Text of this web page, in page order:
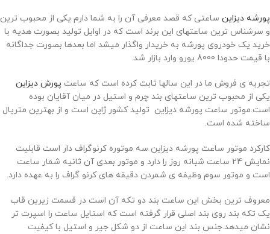
پورشه دیزاین ساعتی که قصد معرفی آن را به شما دارم یکی از محبوب ترین
و سرشناس ترین ساعتهای این برند است که در اوایل تولید بصورت هدیه با
خرید یک خودروی پورشه به خریدار واگذار میشد اما بعدها بصورت جداگانه
با قیمت حدودا 8000 یورو وارد بازار شد.
تجربه ی فروش ما در این سالها ثابت کرده است که ساعت پورش دیزاین
یکی از محبوب ترین ساعتهای بند چرم و استیل در میان آقایان بوده
است.موتور ساعت پورشه دیزاین تولید کشور ژاپن است و از بهترین متریال
ساخته شده است.
کارکرد موتور ساعت پورشه دیزاین سه موتوره کرنوگراف دار است قابلیت
نمایش 24 ساعت شبانه روز را دارد و موتور بعدی آن ثانیه شمار ساعت
است و موتور سوم وظیفه ی شمردن دقیقه های کرنو گراف را به عهده دارد.
معروف ترین بخش این ساعت بند دو تکه آن است در قسمت زیرین قاب
یک تکه بند روی بند اصلی قرار گرفته است که استایل ساعت را اسپرت تر
نشان میدهد.جنس بند این ساعت از دو شکل جیر و استیل با کیفیت